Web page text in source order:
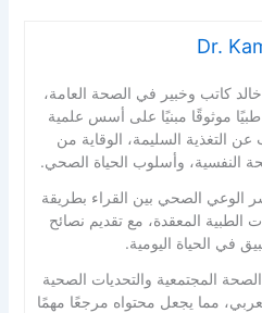
Dr.
كاتب وخبير في الصحة العامة،
موثوقًا مبنيًا على أسس علمية
عن التغذية السليمة، الوقاية من
النفسية، وأسلوب الحياة الصحي.
الوعي الصحي بين القراء بطريقة
المعقدة، مع تقديم نصائح
في الحياة اليومية.
المجتمعية والتحديات الصحية
مما يجعل محتواه مرجعًا مهمًا